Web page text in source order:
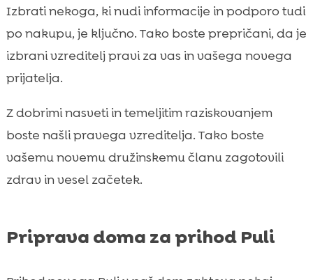
Izbrati nekoga, ki nudi informacije in podporo tudi
po nakupu, je ključno. Tako boste prepričani, da je
izbrani vzreditelj pravi za vas in vašega novega
prijatelja.
Z dobrimi nasveti in temeljitim raziskovanjem
boste našli pravega vzreditelja. Tako boste
vašemu novemu družinskemu članu zagotovili
zdrav in vesel začetek.
Priprava doma za prihod Puli